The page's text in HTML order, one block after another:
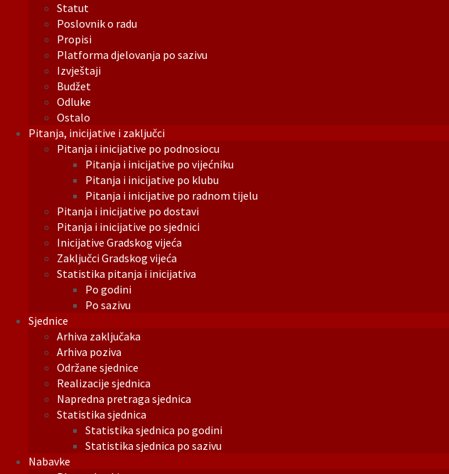
Statut
Poslovnik o radu
Propisi
Platforma djelovanja po sazivu
Izvještaji
Budžet
Odluke
Ostalo
Pitanja, inicijative i zaključci
Pitanja i inicijative po podnosiocu
Pitanja i inicijative po vijećniku
Pitanja i inicijative po klubu
Pitanja i inicijative po radnom tijelu
Pitanja i inicijative po dostavi
Pitanja i inicijative po sjednici
Inicijative Gradskog vijeća
Zaključci Gradskog vijeća
Statistika pitanja i inicijativa
Po godini
Po sazivu
Sjednice
Arhiva zaključaka
Arhiva poziva
Održane sjednice
Realizacije sjednica
Napredna pretraga sjednica
Statistika sjednica
Statistika sjednica po godini
Statistika sjednica po sazivu
Nabavke